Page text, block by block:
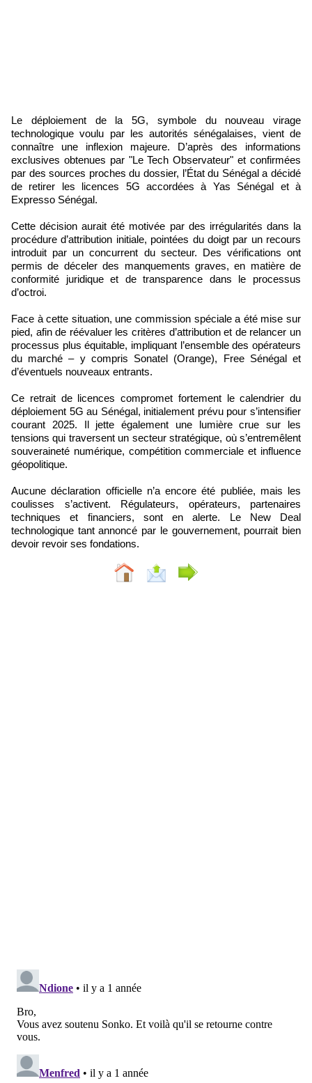
Le déploiement de la 5G, symbole du nouveau virage
technologique voulu par les autorités sénégalaises, vient de
connaître une inflexion majeure. D’après des informations
exclusives obtenues par "Le Tech Observateur" et confirmées
par des sources proches du dossier, l’État du Sénégal a décidé
de retirer les licences 5G accordées à Yas Sénégal et à
Expresso Sénégal.
Cette décision aurait été motivée par des irrégularités dans la
procédure d’attribution initiale, pointées du doigt par un recours
introduit par un concurrent du secteur. Des vérifications ont
permis de déceler des manquements graves, en matière de
conformité juridique et de transparence dans le processus
d’octroi.
Face à cette situation, une commission spéciale a été mise sur
pied, afin de réévaluer les critères d’attribution et de relancer un
processus plus équitable, impliquant l’ensemble des opérateurs
du marché – y compris Sonatel (Orange), Free Sénégal et
d’éventuels nouveaux entrants.
Ce retrait de licences compromet fortement le calendrier du
déploiement 5G au Sénégal, initialement prévu pour s’intensifier
courant 2025. Il jette également une lumière crue sur les
tensions qui traversent un secteur stratégique, où s’entremêlent
souveraineté numérique, compétition commerciale et influence
géopolitique.
Aucune déclaration officielle n’a encore été publiée, mais les
coulisses s’activent. Régulateurs, opérateurs, partenaires
techniques et financiers, sont en alerte. Le New Deal
technologique tant annoncé par le gouvernement, pourrait bien
devoir revoir ses fondations.